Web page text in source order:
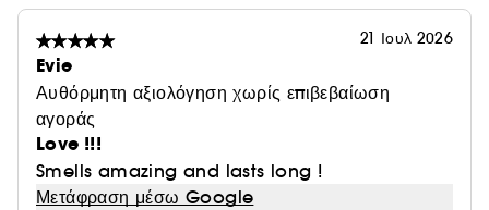
21 Ιουλ 2026
Evie
Αυθόρμητη αξιολόγηση χωρίς επιβεβαίωση
αγοράς
Love !!!
Smells amazing and lasts long !
Μετάφραση μέσω Google